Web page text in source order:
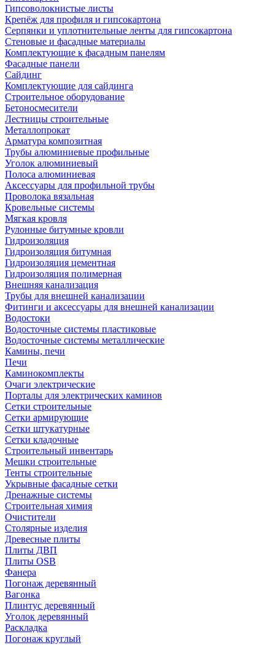
Гипсоволокнистые листы
Крепёж для профиля и гипсокартона
Серпянки и уплотнительные ленты для гипсокартона
Стеновые и фасадные материалы
Комплектующие к фасадным панелям
Фасадные панели
Сайдинг
Комплектующие для сайдинга
Строительное оборудование
Бетоносмесители
Лестницы строительные
Металлопрокат
Арматура композитная
Трубы алюминиевые профильные
Уголок алюминиевый
Полоса алюминиевая
Аксессуары для профильной трубы
Проволока вязальная
Кровельные системы
Мягкая кровля
Рулонные битумные кровли
Гидроизоляция
Гидроизоляция битумная
Гидроизоляция цементная
Гидроизоляция полимерная
Внешняя канализация
Трубы для внешней канализации
Фитинги и аксессуары для внешней канализации
Водостоки
Водосточные системы пластиковые
Водосточные системы металлические
Камины, печи
Печи
Каминокомплекты
Очаги электрические
Порталы для электрических каминов
Сетки строительные
Сетки армирующие
Сетки штукатурные
Сетки кладочные
Строительный инвентарь
Мешки строительные
Тенты строительные
Укрывные фасадные сетки
Дренажные системы
Строительная химия
Очистители
Столярные изделия
Древесные плиты
Плиты ДВП
Плиты OSB
Фанера
Погонаж деревянный
Вагонка
Плинтус деревянный
Уголок деревянный
Раскладка
Погонаж круглый